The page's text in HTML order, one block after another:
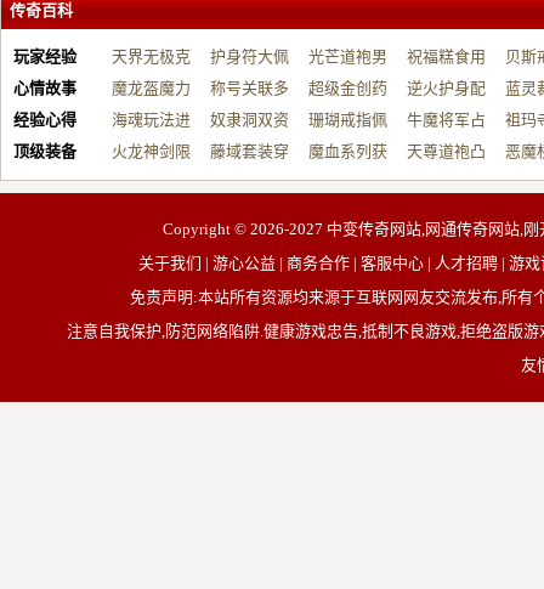
传奇百科
玩家经验
天界无极克
制…
护身符大佩
戴…
光芒道袍男
战…
祝福糕食用
帮…
贝斯
开…
心情故事
魔龙盔魔力
增…
称号关联多
元…
超级金创药
带…
逆火护身配
祝…
蓝灵
台…
经验心得
海魂玩法进
阶…
奴隶洞双资
源…
珊瑚戒指佩
戴…
牛魔将军占
占…
祖玛
动…
顶级装备
火龙神剑限
制…
藤域套装穿
戴…
魔血系列获
取…
天尊道袍凸
显…
恶魔
有…
Copyright © 2026-2027 中变传奇网站,网通传奇网站,
关于我们 | 游心公益 | 商务合作 | 客服中心 | 人才招聘 | 游
免责声明:本站所有资源均来源于互联网网友交流发布,所
注意自我保护,防范网络陷阱.健康游戏忠告,抵制不良游戏,拒绝盗版
友